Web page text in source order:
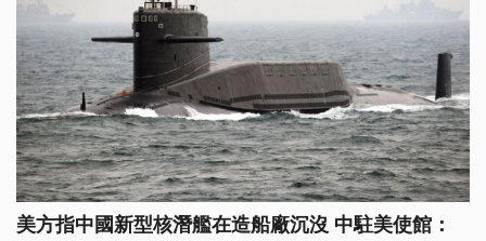
美方指中國新型核潛艦在造船廠沉沒 中駐美使館：